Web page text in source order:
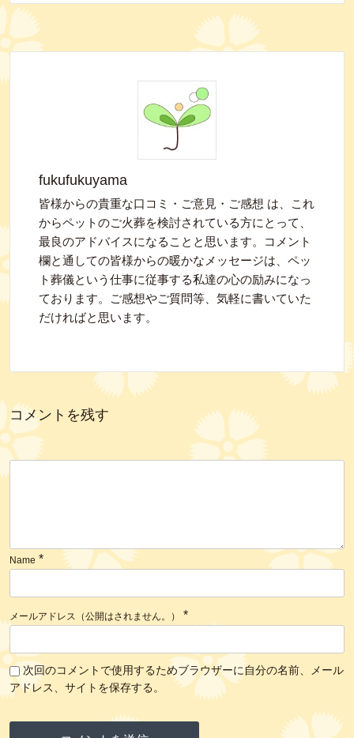
fukufukuyama
皆様からの貴重な口コミ・ご意見・ご感想 は、これ
からペットのご火葬を検討されている方にとって、
最良のアドバイスになることと思います。コメント
欄と通しての皆様からの暖かなメッセージは、ペッ
ト葬儀という仕事に従事する私達の心の励みになっ
ております。ご感想やご質問等、気軽に書いていた
だければと思います。
コメントを残す
Name *
メールアドレス（公開はされません。） *
次回のコメントで使用するためブラウザーに自分の名前、メール
アドレス、サイトを保存する。